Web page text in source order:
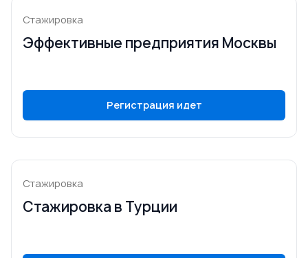
Стажировка
Эффективные предприятия Москвы
Регистрация идет
Стажировка
Стажировка в Турции